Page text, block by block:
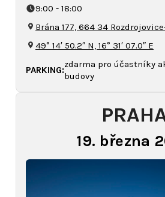
9:00 - 18:00
Brána 177, 664 34
49° 14′ 50.2″ N, 16° 31′ 07.0″ E
PARKING:
zdarma pro účastníky
budovy
19. března